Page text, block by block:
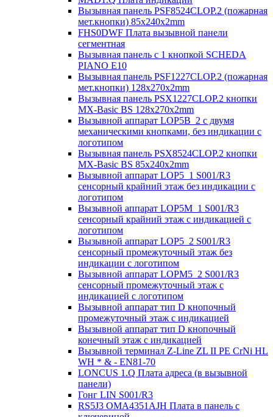
Вызывная панель PSF8524CLOP.2 (пожарная
мет.кнопки) 85х240х2mm
FHS0DWF Плата вызывной панели
сегментная
Вызывная панель с 1 кнопкой SCHEDA
PIANO E10
Вызывная панель PSF1227CLOP.2 (пожарная
мет.кнопки) 128х270х2mm
Вызывная панель PSX1227CLOP.2 кнопки
MX-Basic BS 128х270х2mm
Вызывной аппарат LOP5B_2 с двумя
механическими кнопками, без индикации с
логотипом
Вызывная панель PSX8524CLOP.2 кнопки
MX-Basic BS 85х240х2mm
Вызывной аппарат LOP5_1 S001/R3
сенсорный крайний этаж без индикации с
логотипом
Вызывной аппарат LOP5M_1 S001/R3
сенсорный крайний этаж с индикацией с
логотипом
Вызывной аппарат LOP5_2 S001/R3
сенсорный промежуточный этаж без
индикации с логотипом
Вызывной аппарат LOPM5_2 S001/R3
сенсорный промежуточный этаж с
индикацией с логотипом
Вызывной аппарат тип D кнопочный
промежуточный этаж с индикацией
Вызывной аппарат тип D кнопочный
конечный этаж с индикацией
Вызывной терминал Z-Line ZL II PE CrNi HL
WH * & - EN81-70
LONCUS 1.Q Плата адреса (в вызывной
панели)
Гонг LIN S001/R3
RS5J3 OMA4351AJH Плата в панель с